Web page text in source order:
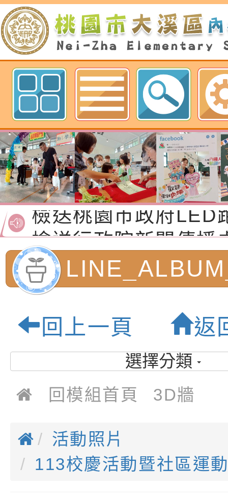
歡迎參觀：桃園市內柵國民小學網
函轉桃園市政府「
性(防空)演習執行計
轉桃園市政府「
（防空）演習－行動
演練」
檢送桃園市政府家庭
「115年度祖孫樂淘
節慶祝活動」海報電
函轉本府新聞處檢送
交通安全宣導標語播
道安宣導影像素材
檢送桃園市政府LED
字稿及LCD託播影片
檢送行政院新聞傳播
月份公共服務政策溝
訊
檢送本市馬祖新村眷
區《植地有聲》主題
有關本市辦理115年
專注力研習營 「正
緒學習與生命教育(
檢送桃園市政府LED
字稿及LCD託播影片
函轉「2026台東博
海報電子檔及活動介
檢送桃園市政府家庭
「小桃家7月課程資
養練習題」、「青少
書會」、「親密關係
有關本局115年「暑
字稿
者權益暨落實保護青
環境
檢送桃園市政府LED
字稿及LCD託播影片
有關桃園市政府家庭
內柵運動會
園市內柵國民
回上一頁 返
選擇分類
回模組首頁
3D牆
活動照片
113校慶活動暨社區運